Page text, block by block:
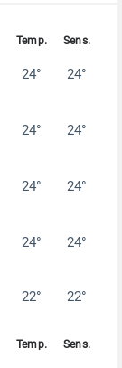
24° 24°
24° 24°
24° 24°
24° 24°
22° 22°